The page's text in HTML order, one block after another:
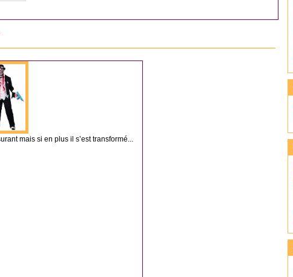
DÉGUISEMENT ANNÉES 20
mais si en plus il s’est transformé...